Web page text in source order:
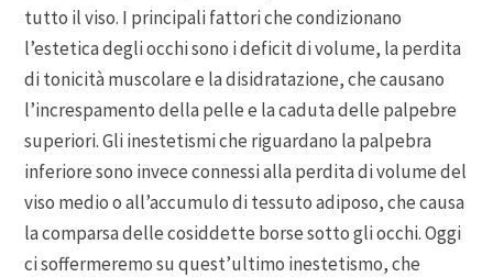
tutto il viso. I principali fattori che condizionano
l’estetica degli occhi sono i deficit di volume, la perdita
di tonicità muscolare e la disidratazione, che causano
l’increspamento della pelle e la caduta delle palpebre
superiori. Gli inestetismi che riguardano la palpebra
inferiore sono invece connessi alla perdita di volume del
viso medio o all’accumulo di tessuto adiposo, che causa
la comparsa delle cosiddette borse sotto gli occhi. Oggi
ci soffermeremo su quest’ultimo inestetismo, che